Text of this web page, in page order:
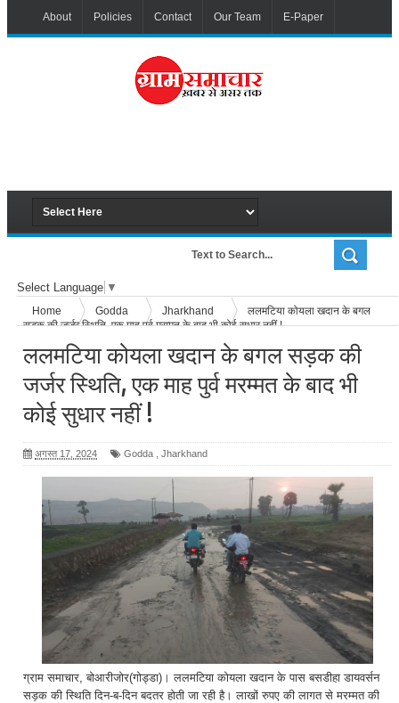
About Policies Contact Our Team E-Paper
Select Language ▼
Home Godda Jharkhand
ललमटिया कोयला खदान के बगल
सड़क की जर्जर स्थिति, एक माह पुर्व मरम्मत के बाद भी कोई सुधार नहीं !
ललमटिया कोयला खदान के बगल सड़क की
जर्जर स्थिति, एक माह पुर्व मरम्मत के बाद भी
कोई सुधार नहीं !
अगस्त 17, 2024 Godda Jharkhand
ग्राम समाचार, बोआरीजोर(गोड्डा)। ललमटिया कोयला खदान के पास बसडीहा डायवर्सन
सड़क की स्थिति दिन-ब-दिन बदतर होती जा रही है। लाखों रुपए की लागत से मरम्मत की